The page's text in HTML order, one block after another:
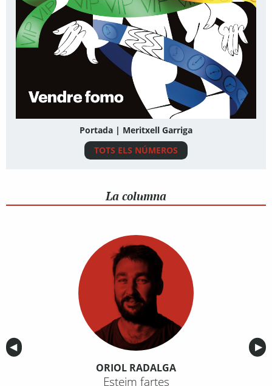
Portada | Meritxell Garriga
TOTS ELS NÚMEROS
La columna
Anterior
◀︎ ▶︎
ORIOL RADALGA
Esteim fartes